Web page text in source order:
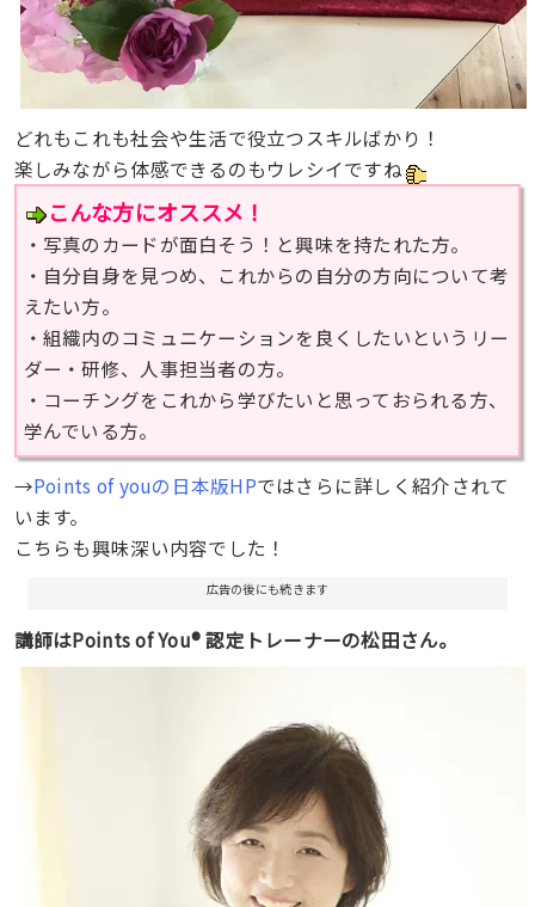
どれもこれも社会や生活で役立つスキルばかり！
楽しみながら体感できるのもウレシイですね
こんな方にオススメ！
・写真のカードが面白そう！と興味を持たれた方。
・自分自身を見つめ、これからの自分の方向について考
えたい方。
・組織内のコミュニケーションを良くしたいというリー
ダー・研修、人事担当者の方。
・コーチングをこれから学びたいと思っておられる方、
学んでいる方。
→Points of youの日本版HPではさらに詳しく紹介されて
います。
こちらも興味深い内容でした！
広告の後にも続きます
講師はPoints of You® 認定トレーナーの松田さん。